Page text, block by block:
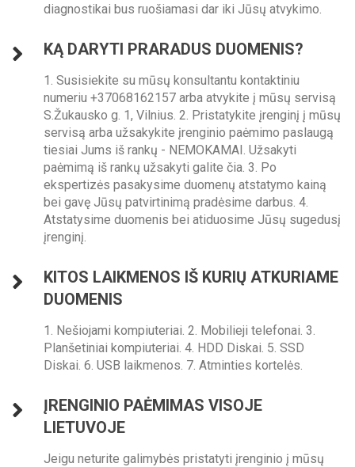
diagnostikai bus ruošiamasi dar iki Jūsų atvykimo.
KĄ DARYTI PRARADUS DUOMENIS?
1. Susisiekite su mūsų konsultantu kontaktiniu
numeriu +37068162157 arba atvykite į mūsų servisą
S.Žukausko g. 1, Vilnius. 2. Pristatykite įrenginį į mūsų
servisą arba užsakykite įrenginio paėmimo paslaugą
tiesiai Jums iš rankų - NEMOKAMAI. Užsakyti
paėmimą iš rankų užsakyti galite čia. 3. Po
ekspertizės pasakysime duomenų atstatymo kainą
bei gavę Jūsų patvirtinimą pradėsime darbus. 4.
Atstatysime duomenis bei atiduosime Jūsų sugedusį
įrenginį.
KITOS LAIKMENOS IŠ KURIŲ ATKURIAME
DUOMENIS
1. Nešiojami kompiuteriai. 2. Mobilieji telefonai. 3.
Planšetiniai kompiuteriai. 4. HDD Diskai. 5. SSD
Diskai. 6. USB laikmenos. 7. Atminties kortelės.
ĮRENGINIO PAĖMIMAS VISOJE
LIETUVOJE
Jeigu neturite galimybės pristatyti įrenginio į mūsų